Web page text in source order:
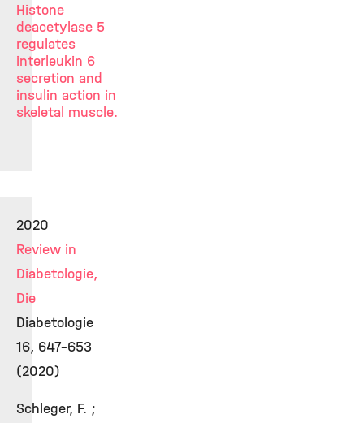
Histone
deacetylase 5
regulates
interleukin 6
secretion and
insulin action in
skeletal muscle.
2020
Review in
Diabetologie,
Die
Diabetologie
16, 647–653
(2020)
Schleger, F. ;